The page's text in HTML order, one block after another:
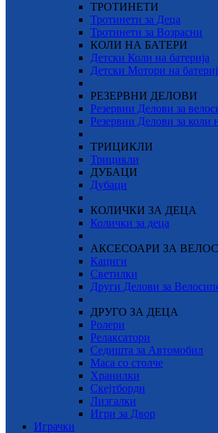
ТРОТИНЕТИ
Тротинети за Деца
Тротинети за Возрасни
КОЛИ НА БАТЕРИ
Детски Коли на батерија
Детски Мотори на
РЕЗЕРВНИ ДЕЛОВИ
Резервни Делови за
Резервни Делови за коли
ТРИЦИКЛИ
Трицикли
ДУБАЦИ
Дубаци
КОЛИЧКИ ЗА ДЕЦА
Колички за деца
АКСЕСОАРИ ЗА
Кациги
Светилки
Други Делови за
ДРУГО ЗА ДЕЦА
Ролери
Релаксатори
Седишта за Автомобил
Маса со столче
Хранилки
Скејтборди
Лизгалки
Игри за Двор
Играчки